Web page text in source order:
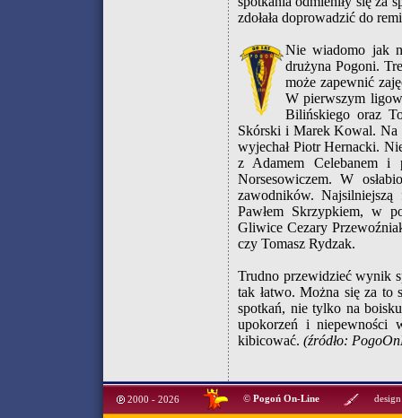
zdołała doprowadzić do
Nie wiadomo jak
drużyna Pogoni.
może zapewnić
W pierwszym
Bilińskiego oraz
Skórski i Marek Kowal. Na
wyjechał Piotr Hernacki.
z Adamem Celebanem i
Norsesowiczem. W
zawodników.
Pawłem Skrzypkiem, w
Gliwice Cezary
czy Tomasz Rydzak.
Trudno przewidzieć wynik
tak łatwo. Można się za to
spotkań, nie tylko na
upokorzeń i niepewności
kibicować. (źródło:
2000 - 2026 © Pogoń On-Line